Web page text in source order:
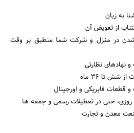
شدن در منزل و شرکت شما منطبق بر وقت